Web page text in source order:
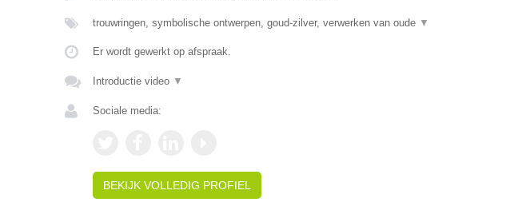
trouwringen, symbolische ontwerpen, goud-zilver, verwerken van oude ▼
Er wordt gewerkt op afspraak.
Introductie video ▼
Sociale media:
BEKIJK VOLLEDIG PROFIEL